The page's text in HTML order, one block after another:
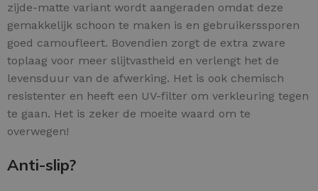
zijde-matte variant wordt aangeraden omdat deze
gemakkelijk schoon te maken is en gebruikerssporen
goed camoufleert. Bovendien zorgt de extra zware
toplaag voor meer slijtvastheid en verlengt het de
levensduur van de afwerking. Het is ook chemisch
resistenter en heeft een UV-filter om verkleuring tegen
te gaan. Het is zeker de moeite waard om te
overwegen!
Anti-slip?